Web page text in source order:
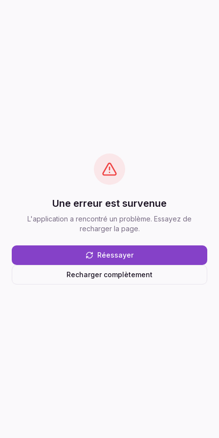
Une erreur est survenue
L'application a rencontré un problème. Essayez de
recharger la page.
Réessayer
Recharger complètement